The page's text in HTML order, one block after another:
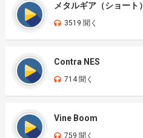
メタルギア（ショート）
3519 聞く
Contra NES
714 聞く
Vine Boom
759 聞く